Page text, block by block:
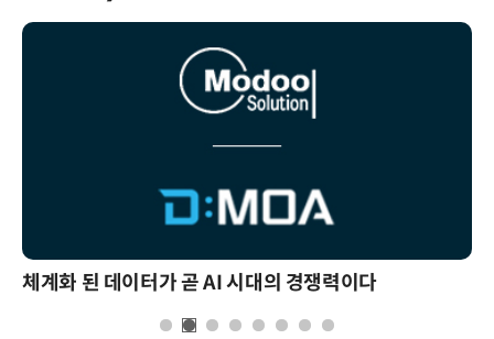
체계화 된 데이터가 곧 AI 시대의 경쟁력이다